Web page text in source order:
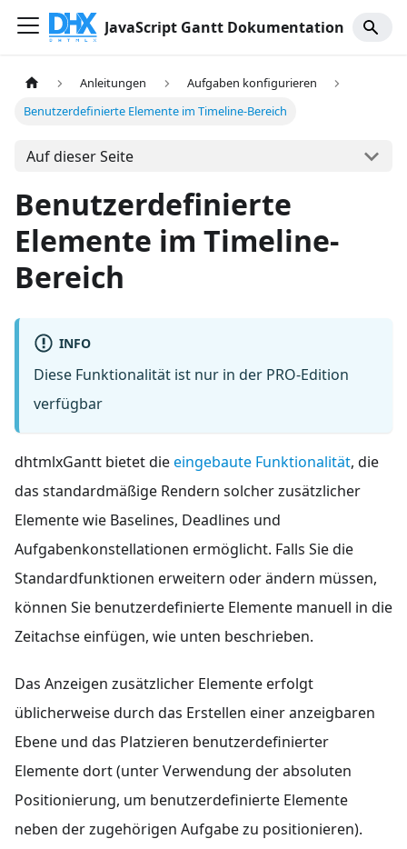
JavaScript Gantt Dokumentation
Anleitungen
Aufgaben konfigurieren
Benutzerdefinierte Elemente im Timeline-Bereich
Auf dieser Seite
Benutzerdefinierte
Elemente im Timeline-
Bereich
INFO
Diese Funktionalität ist nur in der PRO-Edition
verfügbar
dhtmlxGantt bietet dieeingebaute Funktionalität, die
das standardmäßige Rendern solcher zusätzlicher
Elemente wie Baselines, Deadlines und
Aufgabenkonstellationen ermöglicht. Falls Sie die
Standardfunktionen erweitern oder ändern müssen,
können Sie benutzerdefinierte Elemente manuell in die
Zeitachse einfügen, wie unten beschrieben.
Das Anzeigen zusätzlicher Elemente erfolgt
üblicherweise durch das Erstellen einer anzeigbaren
Ebene und das Platzieren benutzerdefinierter
Elemente dort (unter Verwendung der absoluten
Positionierung, um benutzerdefinierte Elemente
neben der zugehörigen Aufgabe zu positionieren).